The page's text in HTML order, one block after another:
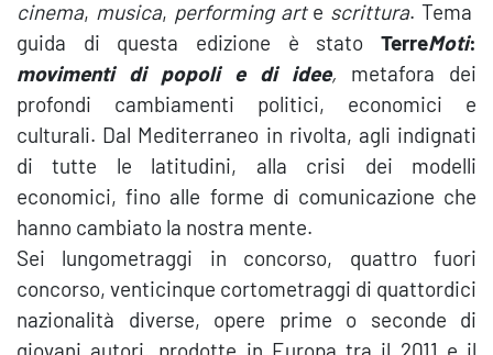
cinema, musica, performing arte scrittura. Tema
guida di questa edizione è stato TerreMoti:
movimenti di popoli e di idee, metafora dei
profondi cambiamenti politici, economici e
culturali. Dal Mediterraneo in rivolta, agli indignati
di tutte le latitudini, alla crisi dei modelli
economici, fino alle forme di comunicazione che
hanno cambiato la nostra mente.
Sei lungometraggi in concorso, quattro fuori
concorso, venticinque cortometraggi di quattordici
nazionalità diverse, opere prime o seconde di